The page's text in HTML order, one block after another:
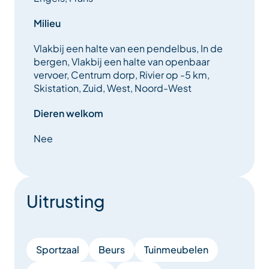
Milieu
Vlakbij een halte van een pendelbus, In de
bergen, Vlakbij een halte van openbaar
vervoer, Centrum dorp, Rivier op -5 km,
Skistation, Zuid, West, Noord-West
Dieren welkom
Nee
Uitrusting
Sportzaal Beurs
Tuinmeubelen